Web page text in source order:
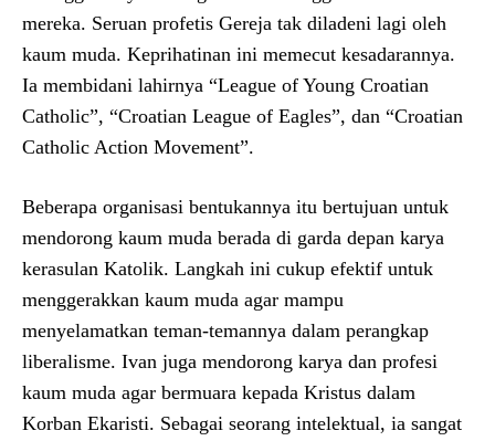
mereka. Seruan profetis Gereja tak diladeni lagi oleh
kaum muda. Keprihatinan ini memecut kesadarannya.
Ia membidani lahirnya “League of Young Croatian
Catholic”, “Croatian League of Eagles”, dan “Croatian
Catholic Action Movement”.
Beberapa organisasi bentukannya itu bertujuan untuk
mendorong kaum muda berada di garda depan karya
kerasulan Katolik. Langkah ini cukup efektif untuk
menggerakkan kaum muda agar mampu
menyelamatkan teman-temannya dalam perangkap
liberalisme. Ivan juga mendorong karya dan profesi
kaum muda agar bermuara kepada Kristus dalam
Korban Ekaristi. Sebagai seorang intelektual, ia sangat